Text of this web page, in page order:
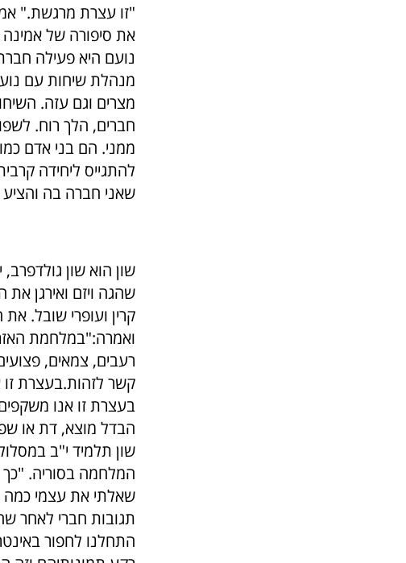
"זו עצרת מרגשת."
את סיפורה של אמינה
נועם היא פעילה
מנהלת שיחות עם
מצרים וגם עזה.
חברים, הלך רוח.
ממני. הם בני אדם
להתגייס ליחידה
שאני חברה בה
שון הוא שון
שהגה ויזם ואירגן
קרין ועופרי שובל.
ואמרה:"במלחמת
רעבים, צמאים,
קשר לזהות.בעצרת זו
בעצרת זו אנו
הבדל מוצא, דת או
שון תלמיד י"ב
המלחמה בסוריה.
שאלתי את עצמי
תגובות חברי לאחר
התחלנו לחפור